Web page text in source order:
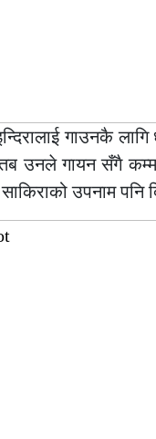
गाउनकै
उनले गायन सँगै
उपनाम पनि